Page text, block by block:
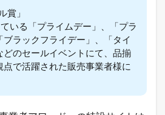
賞」
いる「プライムデー」、「プラ
ブラックフライデー」、「タイ
どのセールイベントにて、品揃
点で活躍された販売事業者様に